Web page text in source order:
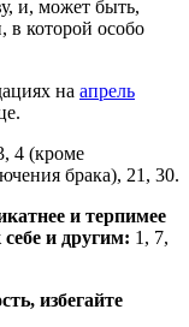
и, может быть,
в которой особо
на апрель
4 (кроме
брака), 21, 30.
и терпимее
и другим: 1, 7,
избегайте